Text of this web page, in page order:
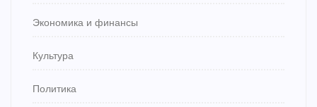
Экономика и финансы
Культура
Политика